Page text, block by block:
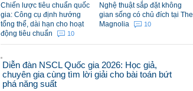
Chiến lược tiêu chuẩn quốc
gia: Công cụ định hướng
tổng thể, dài hạn cho hoạt
động tiêu chuẩn
10
Nghệ thuật sắp đặt không
gian sống có chủ đích tại The
Magnolia
10
Diễn đàn NSCL Quốc gia 2026: Học giả,
chuyên gia cùng tìm lời giải cho bài toán bứt
phá năng suất